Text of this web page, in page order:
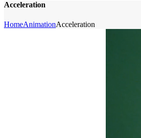
Acceleration
HomeAnimationAcceleration